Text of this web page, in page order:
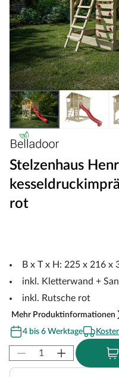
Stelzenhaus
rot
B x T x H: 225 x 216 x
inkl. Kletterwand +
inkl. Rutsche rot
Mehr Produktinformationen
4 bis 6 Werktage